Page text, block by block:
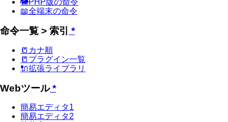
🐘PHP版の命令
📖全端末の命令
命令一覧 > 索引 *
📒カナ順
📒プラグイン一覧
🔌拡張ライブラリ
Webツール*
簡易エディタ1
簡易エディタ2